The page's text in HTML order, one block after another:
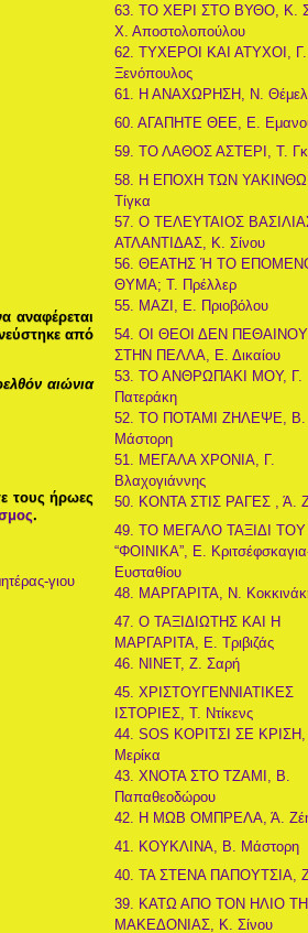
αναφέρεται
από
αιώνια
τους ήρωες
.
γιου
63. ΤΟ ΧΕΡΙ ΣΤΟ ΒΥΘΟ, Κ.
Χ. Αποστολοπούλου
62. ΤΥΧΕΡΟΙ ΚΑΙ ΑΤΥΧΟΙ, Γ.
Ξενόπουλος
61. Η ΑΝΑΧΩΡΗΣΗ, Ν.
60. ΑΓΑΠΗΤΕ ΘΕΕ, Ε.
59. ΤΟ ΛΑΘΟΣ ΑΣΤΕΡΙ, Τ.
58. Η ΕΠΟΧΗ ΤΩΝ
Τίγκα
57. Ο ΤΕΛΕΥΤΑΙΟΣ
ΑΤΛΑΝΤΙΔΑΣ, Κ. Σίνου
56. ΘΕΑΤΗΣ Ή ΤΟ
ΘΥΜΑ; Τ. Πρέλλερ
55. ΜΑΖΙ, Ε. Πριοβόλου
54. ΟΙ ΘΕΟΙ ΔΕΝ
ΣΤΗΝ ΠΕΛΛΑ, Ε. Δικαίου
53. ΤΟ ΑΝΘΡΩΠΑΚΙ ΜΟΥ, Γ.
Πατεράκη
52. ΤΟ ΠΟΤΑΜΙ ΖΗΛΕΨΕ, Β.
Μάστορη
51. ΜΕΓΑΛΑ ΧΡΟΝΙΑ, Γ.
Βλαχογιάννης
50. ΚΟΝΤΑ ΣΤΙΣ ΡΑΓΕΣ , Ά.
49. ΤΟ ΜΕΓΑΛΟ ΤΑΞΙΔΙ ΤΟΥ
“ΦΟΙΝΙΚΑ”, Ε.
Ευσταθίου
48. ΜΑΡΓΑΡΙΤΑ, Ν.
47. Ο ΤΑΞΙΔΙΩΤΗΣ ΚΑΙ Η
ΜΑΡΓΑΡΙΤΑ, Ε. Τριβιζάς
46. ΝΙΝΕΤ, Ζ. Σαρή
45. ΧΡΙΣΤΟΥΓΕΝΝΙΑΤΙΚΕΣ
ΙΣΤΟΡΙΕΣ, Τ. Ντίκενς
44. SOS ΚΟΡΙΤΣΙ ΣΕ
Μερίκα
43. ΧΝΟΤΑ ΣΤΟ ΤΖΑΜΙ, Β.
Παπαθεοδώρου
42. Η ΜΩΒ ΟΜΠΡΕΛΑ, Ά.
41. ΚΟΥΚΛΙΝΑ, Β. Μάστορη
40. ΤΑ ΣΤΕΝΑ ΠΑΠΟΥΤΣΙΑ,
39. ΚΑΤΩ ΑΠΟ ΤΟΝ ΗΛΙΟ
ΜΑΚΕΔΟΝΙΑΣ, Κ. Σίνου